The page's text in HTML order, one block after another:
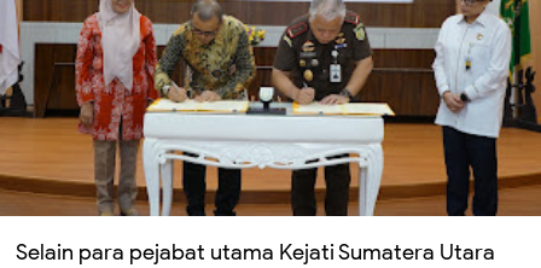
Selain para pejabat utama Kejati Sumatera Utara